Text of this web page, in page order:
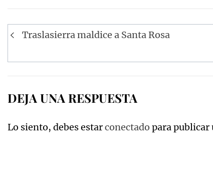
Navegación
entradas
Traslasierra maldice a Santa Rosa
DEJA UNA RESPUESTA
Lo siento, debes estarconectado para publicar